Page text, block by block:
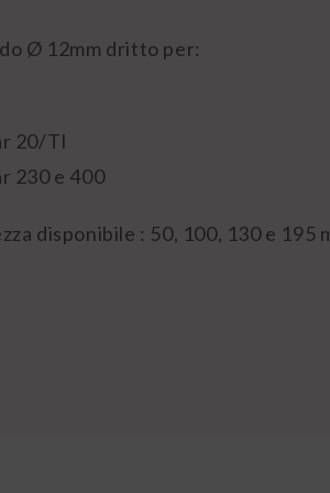
Ø 12mm dritto per:
20/TI
230 e 400
disponibile : 50, 100, 130 e 195